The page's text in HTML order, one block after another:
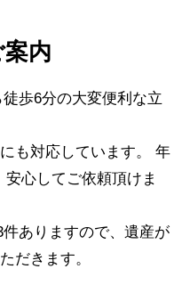
内
歩6分の大変便利な立
も対応しています。 年
心してご依頼頂けま
ありますので、遺産が
だきます。